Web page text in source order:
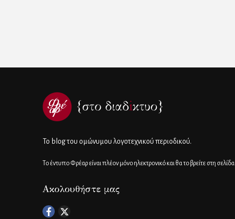
To blog του ομώνυμου λογοτεχνικού περιοδικού.
Το έντυπο Φρέαρ είναι πλέον μόνο ηλεκτρονικό και θα το βρείτε στη σελίδα
Ακολουθήστε μας